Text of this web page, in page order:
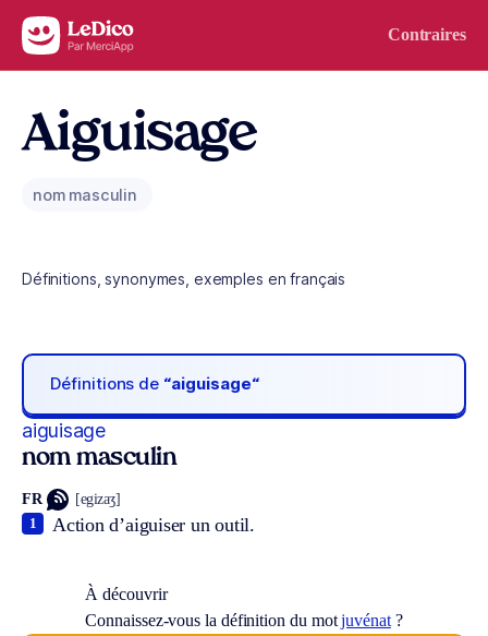
Aller au contenu Contraires
Aiguisage
nom masculin
Définitions, synonymes, exemples en français
Définitions de “aiguisage“
aiguisage
nom masculin
FR [egizaʒ]
Action d’aiguiser un outil.
1
À découvrir
Connaissez-vous la définition du motjuvénat?